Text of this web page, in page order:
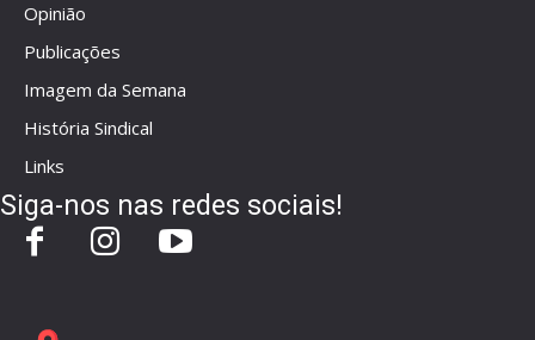
Opinião
Publicações
Imagem da Semana
História Sindical
Links
Siga-nos nas redes sociais!